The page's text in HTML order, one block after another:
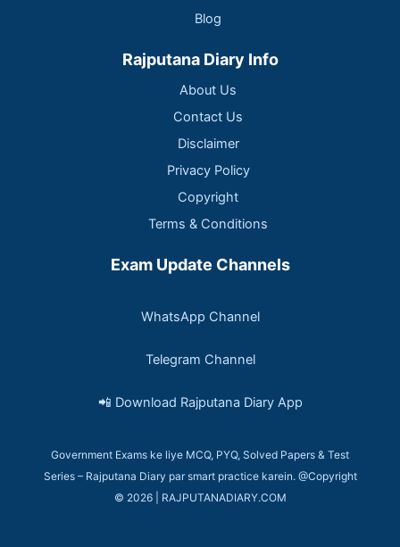
Blog
Rajputana Diary Info
About Us
Contact Us
Disclaimer
Privacy Policy
Copyright
Terms & Conditions
Exam Update Channels
WhatsApp Channel
Telegram Channel
📲 Download Rajputana Diary App
Government Exams ke liye MCQ, PYQ, Solved Papers & Test
Series – Rajputana Diary par smart practice karein. @Copyright
© 2026 | RAJPUTANADIARY.COM